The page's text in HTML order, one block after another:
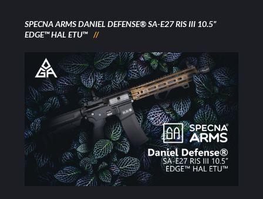
SPECNA ARMS DANIEL DEFENSE® SA-E27 RIS III 10.5”
EDGE™ HAL ETU™